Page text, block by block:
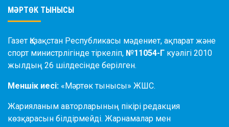
МӘРТӨК ТЫНЫСЫ
Газет Қазақстан Республикасы мәдениет, ақпарат және
спорт министрлігінде тіркеліп, №11054-Г куәлігі 2010
жылдың 26 шілдесінде берілген.
Меншік иесі: «Мәртөк тынысы» ЖШС.
Жарияланым авторларының пікірі редакция
көзқарасын білдірмейді. Жарнамалар мен